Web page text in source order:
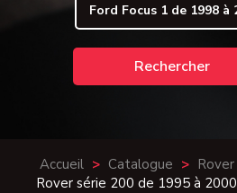
Accueil > Catalogue > Rover
Rover série 200 de 1995 à 2000